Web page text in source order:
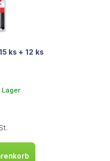
ks + 12 ks
Lager